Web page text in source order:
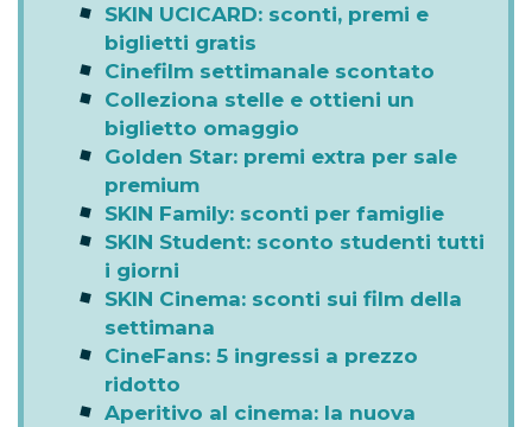
SKIN UCICARD: sconti, premi e
biglietti gratis
Cinefilm settimanale scontato
Colleziona stelle e ottieni un
biglietto omaggio
Golden Star: premi extra per sale
premium
SKIN Family: sconti per famiglie
SKIN Student: sconto studenti tutti
i giorni
SKIN Cinema: sconti sui film della
settimana
CineFans: 5 ingressi a prezzo
ridotto
Aperitivo al cinema: la nuova